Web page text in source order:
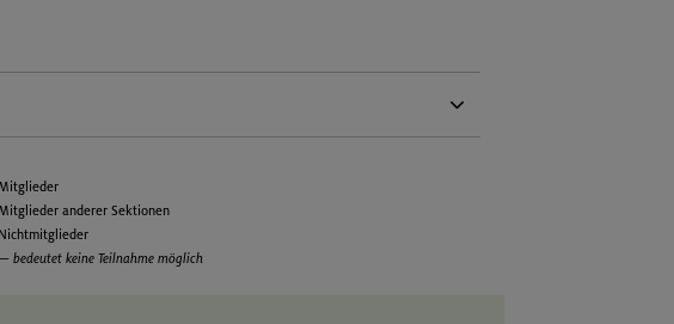
Grund- und Aufbaukurs Klettern indoor oder
SG V-VI im Toprope, Beherrschen der Inhalte
Mitglieder
Mitglieder anderer Sektionen
Nichtmitglieder
bedeutet keine Teilnahme möglich